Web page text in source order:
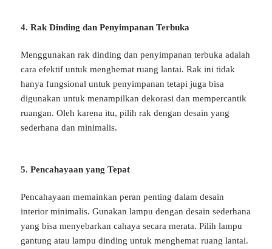
4. Rak Dinding dan Penyimpanan Terbuka
Menggunakan rak dinding dan penyimpanan terbuka adalah
cara efektif untuk menghemat ruang lantai. Rak ini tidak
hanya fungsional untuk penyimpanan tetapi juga bisa
digunakan untuk menampilkan dekorasi dan mempercantik
ruangan. Oleh karena itu, pilih rak dengan desain yang
sederhana dan minimalis.
5. Pencahayaan yang Tepat
Pencahayaan memainkan peran penting dalam desain
interior minimalis. Gunakan lampu dengan desain sederhana
yang bisa menyebarkan cahaya secara merata. Pilih lampu
gantung atau lampu dinding untuk menghemat ruang lantai.